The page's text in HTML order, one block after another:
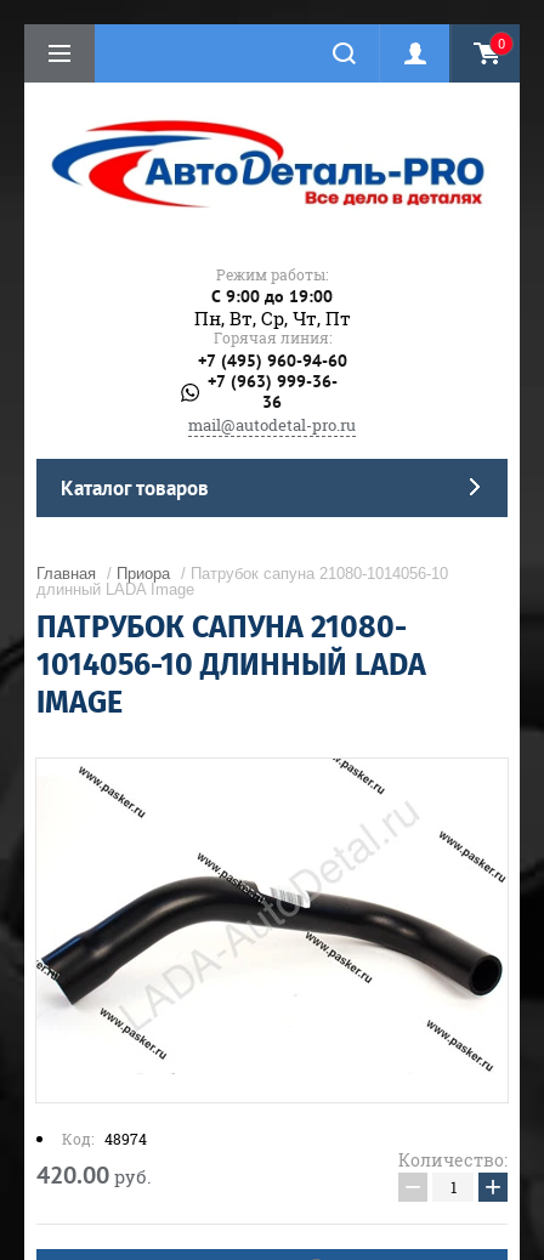
0
Режим работы:
C 9:00 до 19:00
Пн, Вт, Ср, Чт, Пт
Горячая линия:
+7 (495) 960-94-60
+7 (963) 999-36-
36
mail@autodetal-pro.ru
Каталог товаров
Главная / Приора / Патрубок сапуна 21080-1014056-10
длинный LADA Image
ПАТРУБОК САПУНА 21080-
1014056-10 ДЛИННЫЙ LADA
IMAGE
Код: 48974
420.00 руб.
Количество:
− +